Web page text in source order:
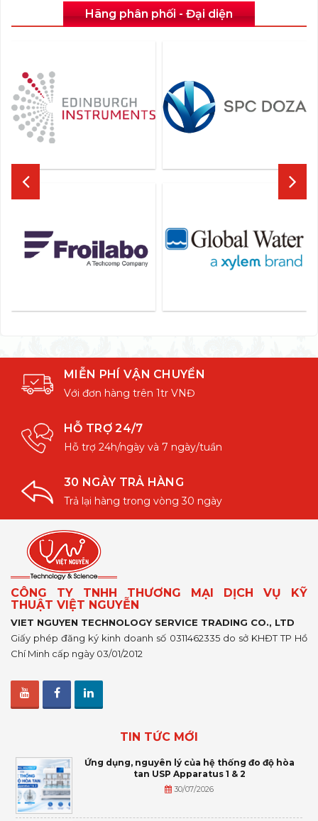
Hãng phân phối - Đại diện
MIỄN PHÍ VẬN CHUYỂN
Với đơn hàng trên 1tr VNĐ
HỖ TRỢ 24/7
Hỗ trợ 24h/ngày và 7 ngày/tuần
30 NGÀY TRẢ HÀNG
Trả lại hàng trong vòng 30 ngày
CÔNG TY TNHH THƯƠNG MẠI DỊCH VỤ KỸ
THUẬT VIỆT NGUYỄN
VIET NGUYEN TECHNOLOGY SERVICE TRADING CO., LTD
Giấy phép đăng ký kinh doanh số 0311462335 do sở KHĐT TP Hồ
Chí Minh cấp ngày 03/01/2012
TIN TỨC MỚI
Ứng dụng, nguyên lý của hệ thống đo độ hòa
tan USP Apparatus 1 & 2
30/07/2026